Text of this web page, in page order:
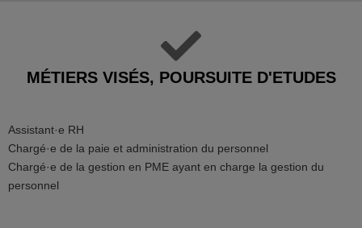
MÉTIERS VISÉS, POURSUITE D'ETUDES
Assistant·e RH
Chargé·e de la paie et administration du personnel
Chargé·e de la gestion en PME ayant en charge la gestion du
personnel